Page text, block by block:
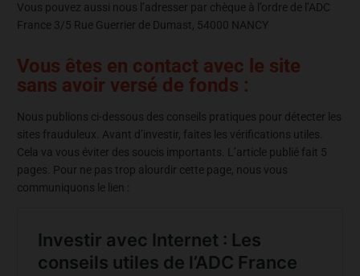
Vous pouvez aussi nous l’adresser par chèque à l’ordre de l’ADC
France 3/5 Rue Guerrier de Dumast, 54000 NANCY
Vous êtes en contact avec le site
sans avoir versé de fonds :
Nous publions ci-dessous des conseils pratiques pour détecter les
sites frauduleux. Avant d’investir, faites les vérifications utiles.
Cela va vous éviter des soucis importants. L’article publié fait 5
pages. Pour ne pas trop alourdir cette page, nous vous
communiquons le lien :